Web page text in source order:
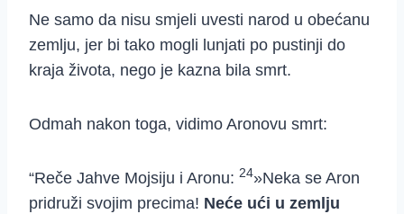
Ne samo da nisu smjeli uvesti narod u obećanu
zemlju, jer bi tako mogli lunjati po pustinji do
kraja života, nego je kazna bila smrt.
Odmah nakon toga, vidimo Aronovu smrt:
“Reče Jahve Mojsiju i Aronu: 24»Neka se Aron
pridruži svojim precima! Neće ući u zemlju